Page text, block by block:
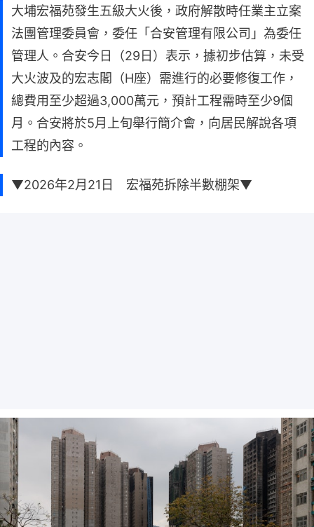
大埔宏福苑發生五級大火後，政府解散時任業主立案
法團管理委員會，委任「合安管理有限公司」為委任
管理人。合安今日（29日）表示，據初步估算，未受
大火波及的宏志閣（H座）需進行的必要修復工作，
總費用至少超過3,000萬元，預計工程需時至少9個
月。合安將於5月上旬舉行簡介會，向居民解說各項
工程的內容。
▼2026年2月21日 宏福苑拆除半數棚架▼